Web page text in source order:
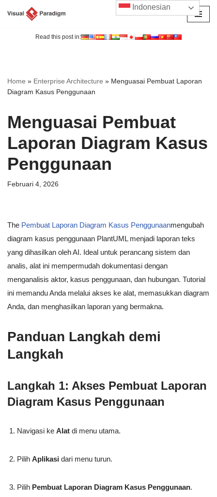
Read this post in:
Home » Enterprise Architecture » Menguasai Pembuat Laporan
Diagram Kasus Penggunaan
Menguasai Pembuat
Laporan Diagram Kasus
Penggunaan
Februari 4, 2026
The Pembuat Laporan Diagram Kasus Penggunaanmengubah
diagram kasus penggunaan PlantUML menjadi laporan teks
yang dihasilkan oleh AI. Ideal untuk perancang sistem dan
analis, alat ini mempermudah dokumentasi dengan
menganalisis aktor, kasus penggunaan, dan hubungan. Tutorial
ini memandu Anda melalui akses ke alat, memasukkan diagram
Anda, dan menghasilkan laporan yang bermakna.
Panduan Langkah demi
Langkah
Langkah 1: Akses Pembuat Laporan
Diagram Kasus Penggunaan
Navigasi ke Alat di menu utama.
Pilih Aplikasi dari menu turun.
Pilih Pembuat Laporan Diagram Kasus Penggunaan.
Indonesian